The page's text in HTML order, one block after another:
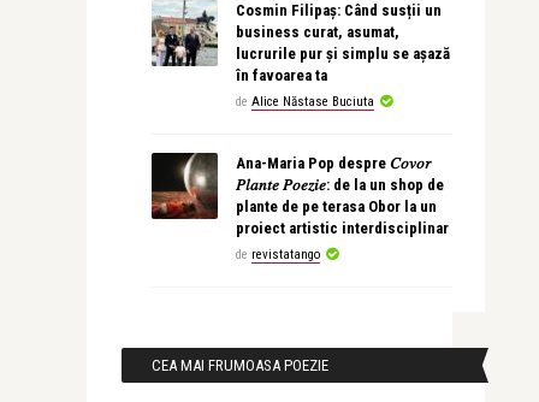
Cosmin Filipaș: Când susții un
business curat, asumat,
lucrurile pur și simplu se așază
în favoarea ta
de Alice Năstase Buciuta
Ana-Maria Pop despre 𝐶𝑜𝑣𝑜𝑟
𝑃𝑙𝑎𝑛𝑡𝑒 𝑃𝑜𝑒𝑧𝑖𝑒: de la un shop de
plante de pe terasa Obor la un
proiect artistic interdisciplinar
de revistatango
CEA MAI FRUMOASA POEZIE